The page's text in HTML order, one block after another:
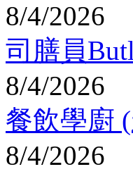
8/4/2026
司膳員
8/4/2026
餐飲學廚
8/4/2026